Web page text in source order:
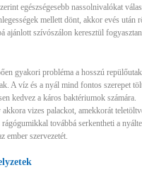
egészségesebb nassolnivalókat
mellett dönt, akkor evés után
ajánlott szívószálon keresztül
gyakori probléma a hosszú
A víz és a nyál mind fontos szerepet
kedvez a káros baktériumok számára.
akkora vizes palackot, amekkorát
továbbá serkentheti a
ember szervezetét.